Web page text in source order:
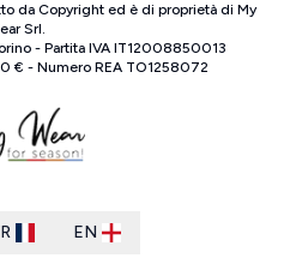
da Copyright ed è di proprietà di My
Srl.
- Partita IVA IT12008850013
€ - Numero REA TO1258072
EN